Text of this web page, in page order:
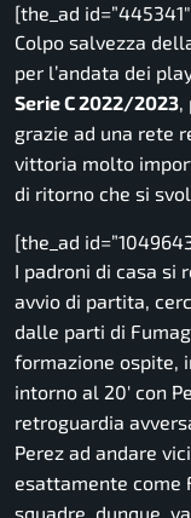
[the_ad
Colpo salvezza
per l’andata dei
Serie C 2022/2023,
grazie ad una rete
vittoria molto
di ritorno che si
[the_ad
I padroni di casa si
avvio di partita,
dalle parti di
formazione ospite,
intorno al 20′ con
retroguardia
Perez ad andare
esattamente come
squadre, dunque,